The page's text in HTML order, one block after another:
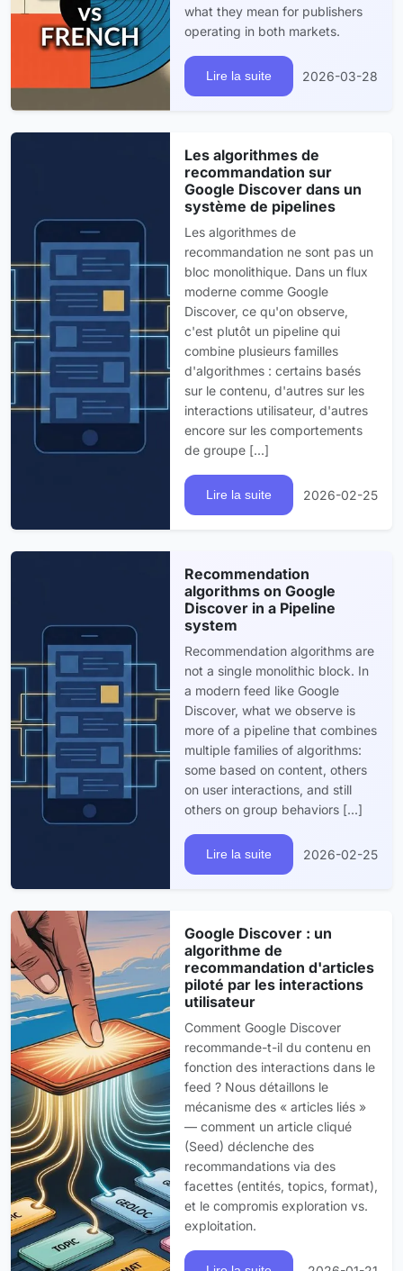
what they mean for publishers
operating in both markets.
Lire la suite 2026-03-28
Les algorithmes de
recommandation sur
Google Discover dans un
système de pipelines
Les algorithmes de
recommandation ne sont pas un
bloc monolithique. Dans un flux
moderne comme Google
Discover, ce qu'on observe,
c'est plutôt un pipeline qui
combine plusieurs familles
d'algorithmes : certains basés
sur le contenu, d'autres sur les
interactions utilisateur, d'autres
encore sur les comportements
de groupe [...]
Lire la suite 2026-02-25
Recommendation
algorithms on Google
Discover in a Pipeline
system
Recommendation algorithms are
not a single monolithic block. In
a modern feed like Google
Discover, what we observe is
more of a pipeline that combines
multiple families of algorithms:
some based on content, others
on user interactions, and still
others on group behaviors [...]
Lire la suite 2026-02-25
Google Discover : un
algorithme de
recommandation d'articles
piloté par les interactions
utilisateur
Comment Google Discover
recommande-t-il du contenu en
fonction des interactions dans le
feed ? Nous détaillons le
mécanisme des « articles liés »
— comment un article cliqué
(Seed) déclenche des
recommandations via des
facettes (entités, topics, format),
et le compromis exploration vs.
exploitation.